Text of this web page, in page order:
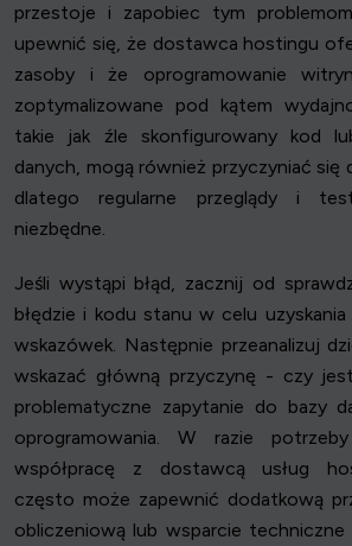
przestoje i zapobiec tym
upewnić się, że dostawca hostingu
zasoby i że oprogramowanie
zoptymalizowane pod kątem
takie jak źle skonfigurowany kod
danych, mogą również przyczyniać się
dlatego regularne przeglądy i
niezbędne.
Jeśli wystąpi błąd, zacznij od
błędzie i kodu stanu w celu
wskazówek. Następnie przeanalizuj
wskazać główną przyczynę - czy
problematyczne zapytanie do bazy
oprogramowania. W razie
współpracę z dostawcą usług
często może zapewnić dodatkową
obliczeniową lub wsparcie techniczne